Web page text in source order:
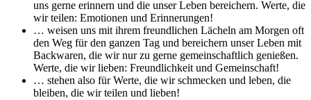
uns gerne erinnern und die unser Leben bereichern. Werte, die
wir teilen: Emotionen und Erinnerungen!
… weisen uns mit ihrem freundlichen Lächeln am Morgen oft
den Weg für den ganzen Tag und bereichern unser Leben mit
Backwaren, die wir nur zu gerne gemeinschaftlich genießen.
Werte, die wir lieben: Freundlichkeit und Gemeinschaft!
… stehen also für Werte, die wir schmecken und leben, die
bleiben, die wir teilen und lieben!